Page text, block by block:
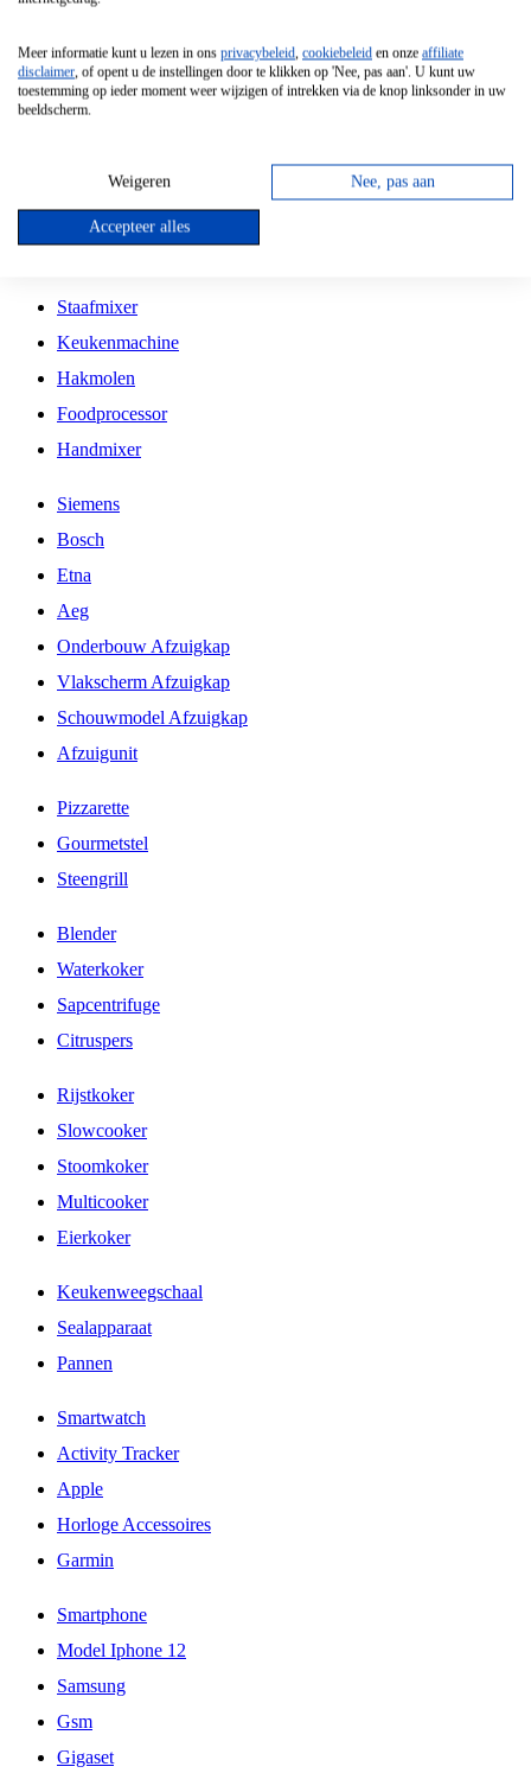
Vrijstaande Magnetron
Vrijstaande Kookplaat
Inbouw Gaskookplaat
Inbouw Keramische Kookplaat
Kookplaat Accessoires
Staafmixer
Keukenmachine
Hakmolen
Foodprocessor
Handmixer
Siemens
Bosch
Etna
Aeg
Onderbouw Afzuigkap
Vlakscherm Afzuigkap
Schouwmodel Afzuigkap
Afzuigunit
Pizzarette
Gourmetstel
Steengrill
Blender
Waterkoker
Sapcentrifuge
Citruspers
Rijstkoker
Slowcooker
Stoomkoker
Multicooker
Eierkoker
Keukenweegschaal
Sealapparaat
Pannen
Smartwatch
Activity Tracker
Apple
Horloge Accessoires
Garmin
Smartphone
Model Iphone 12
Samsung
Gsm
Gigaset
Meer informatie kunt u lezen in ons privacybeleid, cookiebeleid en onze affiliate
disclaimer, of opent u de instellingen door te klikken op 'Nee, pas aan'. U kunt uw
toestemming op ieder moment weer wijzigen of intrekken via de knop linksonder in uw
beeldscherm.
Weigeren Nee, pas aan
Accepteer alles